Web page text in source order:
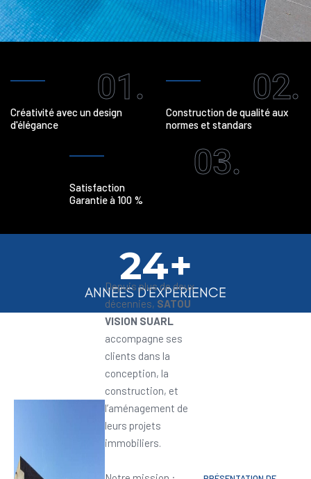
01.
Créativité avec un design
d'élégance
02.
Construction de qualité aux
normes et standars
03.
Satisfaction
Garantie à 100 %
24+
ANNEES D'EXPERIENCE
Depuis plus de deux
décennies, SATOU
VISION SUARL
accompagne ses
clients dans la
conception, la
construction, et
l’aménagement de
leurs projets
immobiliers.